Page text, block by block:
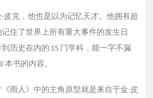
皮克，他也是以为记忆天才。他拥有超
住了世界上所有重大事件的发生日
历史在内的 15 门学科，能一字不漏
本书的内容。
雨人》中的主角原型就是来自于金·皮